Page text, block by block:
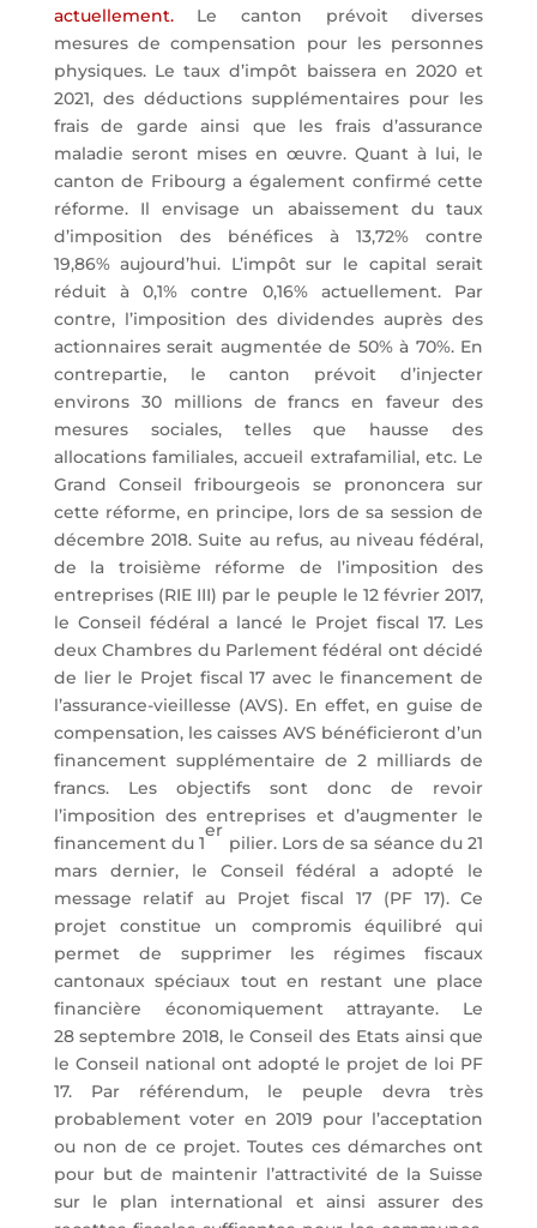
actuellement.Le canton prévoit diverses
mesures de compensation pour les personnes
physiques. Le taux d’impôt baissera en 2020 et
2021, des déductions supplémentaires pour les
frais de garde ainsi que les frais d’assurance
maladie seront mises en œuvre. Quant à lui, le
canton de Fribourg a également confirmé cette
réforme. Il envisage un abaissement du taux
d’imposition des bénéfices à 13,72% contre
19,86% aujourd’hui. L’impôt sur le capital serait
réduit à 0,1% contre 0,16% actuellement. Par
contre, l’imposition des dividendes auprès des
actionnaires serait augmentée de 50% à 70%. En
contrepartie, le canton prévoit d’injecter
environs 30 millions de francs en faveur des
mesures sociales, telles que hausse des
allocations familiales, accueil extrafamilial, etc. Le
Grand Conseil fribourgeois se prononcera sur
cette réforme, en principe, lors de sa session de
décembre 2018. Suite au refus, au niveau fédéral,
de la troisième réforme de l’imposition des
entreprises (RIE III) par le peuple le 12 février 2017,
le Conseil fédéral a lancé le Projet fiscal 17. Les
deux Chambres du Parlement fédéral ont décidé
de lier le Projet fiscal 17 avec le financement de
l’assurance-vieillesse (AVS). En effet, en guise de
compensation, les caisses AVS bénéficieront d’un
financement supplémentaire de 2 milliards de
francs. Les objectifs sont donc de revoir
l’imposition des entreprises et d’augmenter le
financement du 1
er
pilier. Lors de sa séance du 21
mars dernier, le Conseil fédéral a adopté le
message relatif au Projet fiscal 17 (PF 17). Ce
projet constitue un compromis équilibré qui
permet de supprimer les régimes fiscaux
cantonaux spéciaux tout en restant une place
financière économiquement attrayante. Le
28 septembre 2018, le Conseil des Etats ainsi que
le Conseil national ont adopté le projet de loi PF
17. Par référendum, le peuple devra très
probablement voter en 2019 pour l’acceptation
ou non de ce projet. Toutes ces démarches ont
pour but de maintenir l’attractivité de la Suisse
sur le plan international et ainsi assurer des